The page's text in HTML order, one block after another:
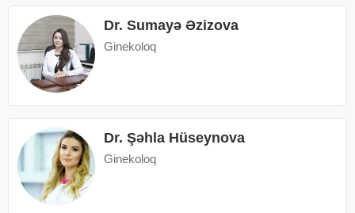
Dr. Sumayə Əzizova
Ginekoloq
Dr. Şəhla Hüseynova
Ginekoloq